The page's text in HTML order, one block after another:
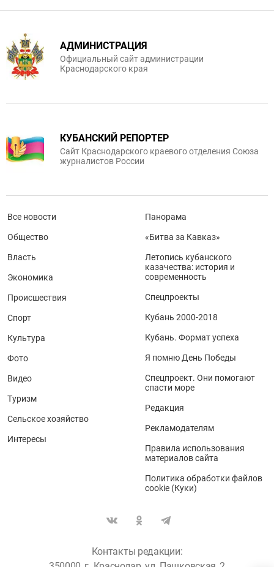
АДМИНИСТРАЦИЯ
Официальный сайт администрации
Краснодарского края
КУБАНСКИЙ РЕПОРТЕР
Сайт Краснодарского краевого отделения Союза
журналистов России
Все новости
Общество
Власть
Экономика
Происшествия
Спорт
Культура
Фото
Видео
Туризм
Сельское хозяйство
Интересы
Панорама
«Битва за Кавказ»
Летопись кубанского
казачества: история и
современность
Спецпроекты
Кубань 2000-2018
Кубань. Формат успеха
Я помню День Победы
Спецпроект. Они помогают
спасти море
Редакция
Рекламодателям
Правила использования
материалов сайта
Политика обработки файлов
cookie (Куки)
Контакты редакции: